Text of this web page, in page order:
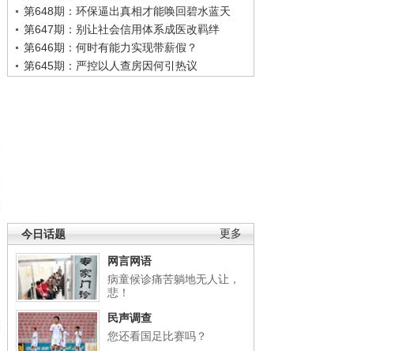
第648期：环保逼出真相才能唤回碧水蓝天
第647期：别让社会信用体系成医改羁绊
第646期：何时有能力实现带薪假？
第645期：严控以人查房因何引热议
更多
今日话题
网言网语
病童候诊痛苦躺地无人让，
悲！
民声调查
您还看国足比赛吗？